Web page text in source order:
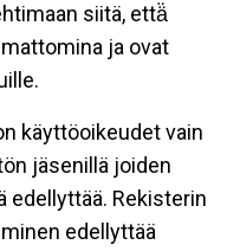
siitä, että̈
ja ovat
käyttöoikeudet vain
jäsenillä joiden
Rekisterin
edellyttää